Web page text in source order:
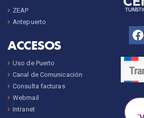
ZEAP
Antepuerto
ACCESOS
Uso de Puerto
Canal de Comunicación
Consulta facturas
Webmail
Intranet